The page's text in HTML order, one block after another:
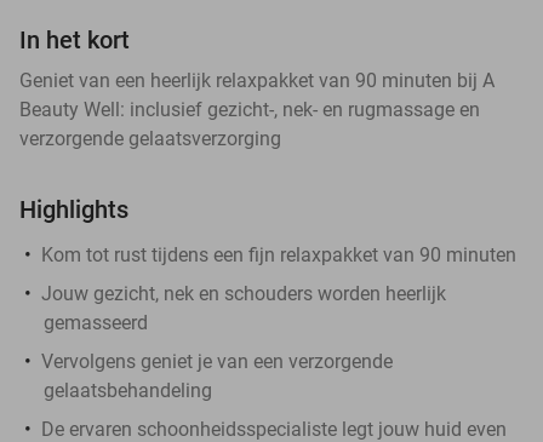
In het kort
Geniet van een heerlijk relaxpakket van 90 minuten bij A
Beauty Well: inclusief gezicht-, nek- en rugmassage en
verzorgende gelaatsverzorging
Highlights
Kom tot rust tijdens een fijn relaxpakket van 90 minuten
Jouw gezicht, nek en schouders worden heerlijk
gemasseerd
Vervolgens geniet je van een verzorgende
gelaatsbehandeling
De ervaren schoonheidsspecialiste legt jouw huid even